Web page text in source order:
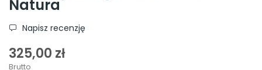
Natura
Napisz recenzję
325,00 zł
Brutto